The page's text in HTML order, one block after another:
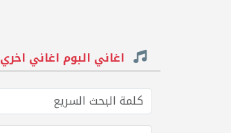
اغاني البوم اغاني اخري